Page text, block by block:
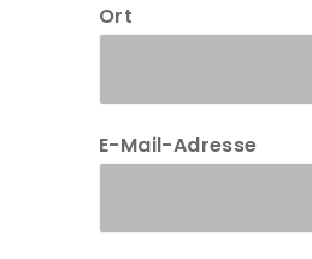
Ort
E-Mail-Adresse